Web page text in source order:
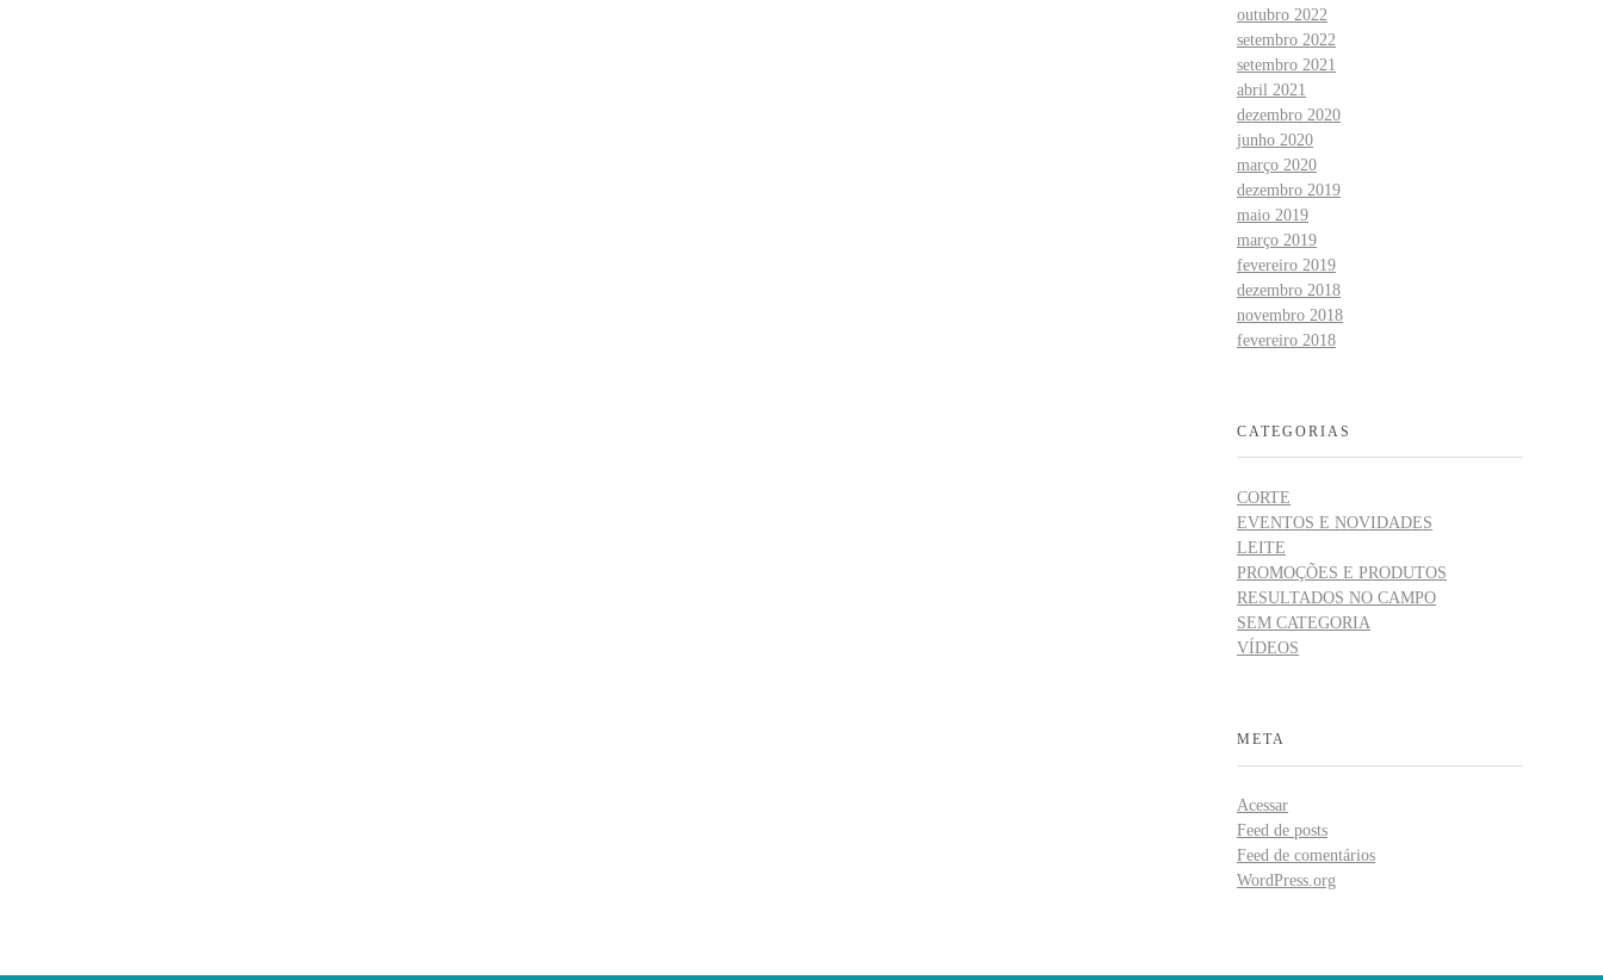
outubro 2022
setembro 2022
setembro 2021
abril 2021
dezembro 2020
junho 2020
março 2020
dezembro 2019
maio 2019
março 2019
fevereiro 2019
dezembro 2018
novembro 2018
fevereiro 2018
CATEGORIAS
CORTE
EVENTOS E NOVIDADES
LEITE
PROMOÇÕES E PRODUTOS
RESULTADOS NO CAMPO
SEM CATEGORIA
VÍDEOS
META
Acessar
Feed de posts
Feed de comentários
WordPress.org